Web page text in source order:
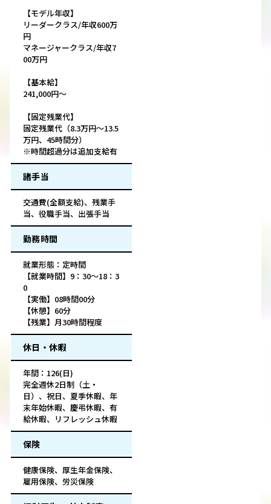
【モデル年収】
リーダークラス/年収600万
円
マネージャークラス/年収7
00万円
【基本給】
241,000円～
【固定残業代】
固定残業代（8.3万円～13.5
万円、45時間分）
※時間超過分は追加支給有
諸手当
交通費(全額支給)、残業手
当、役職手当、出張手当
勤務時間
就業形態：定時間
【就業時間】9：30～18：3
0
【実働】08時間00分
【休憩】60分
【残業】月30時間程度
休日・休暇
年間：126(日)
完全週休2日制（土・
日）、祝日、夏季休暇、年
末年始休暇、慶弔休暇、有
給休暇、リフレッシュ休暇
保険
健康保険、厚生年金保険、
雇用保険、労災保険